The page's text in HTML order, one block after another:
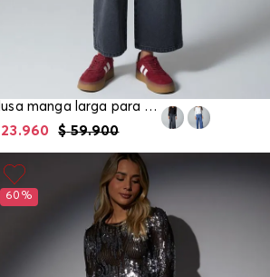
Blusa manga larga para girl
$ 59.900
23.960
60%